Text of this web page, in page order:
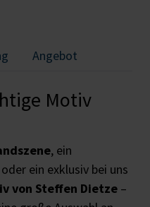
Angebot
Motiv
, ein
oder ein exklusiv bei uns
von Steffen Dietze –